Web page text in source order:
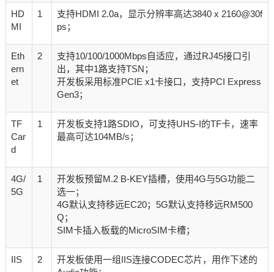
HD
MI
1
支持HDMI 2.0a，显示分辨率高达3840 x 2160@30f
ps；
Eth
ern
et
2
支持10/100/1000Mbps自适应，通过RJ45接口引
出，其中1路支持TSN；
开发板采用标准PCIE x1卡接口，支持PCI Express
Gen3；
TF
Car
d
1
开发板支持1路SDIO，可支持UHS-I的TF卡，速率
最高可达104MB/s；
4G/
5G
1
开发板预留M.2 B-KEY插槽，使用4G与5G功能二
选一；
4G默认支持移远EC20；5G默认支持移远RM500
Q；
SIM卡插入板载的MicroSIM卡槽；
IIS 2
开发板使用一组IIS连接CODEC芯片，用作下述的